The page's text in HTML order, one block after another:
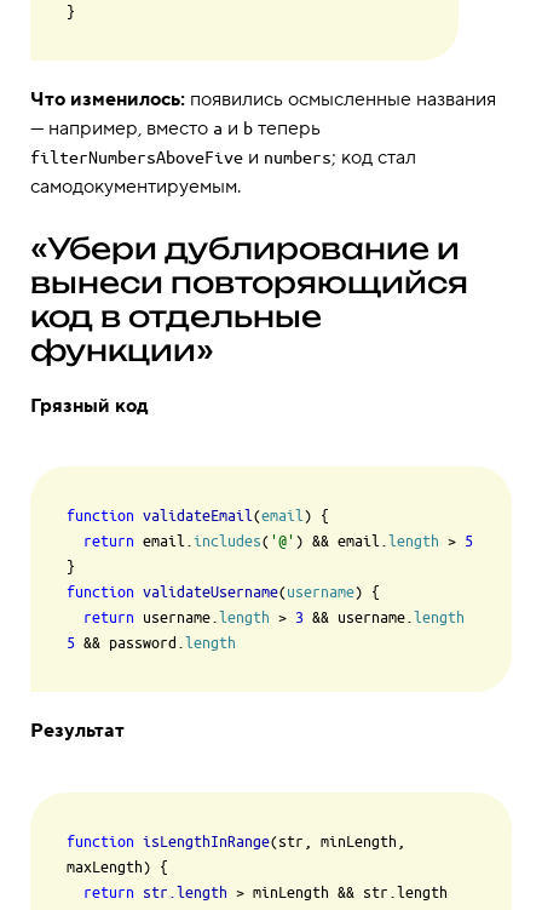
}
Что изменилось: появились осмысленные названия
— например, вместо a и b теперь
filterNumbersAboveFive и numbers; код стал
самодокументируемым.
«Убери дублирование и
вынеси повторяющийся
код в отдельные
функции»
Грязный код
function validateEmail (email ) {
return email. includes( '@' ) && email. length > 5
function validateUsername(username) {
return username. length > 3 && username. length
5 && password. length
Результат
function isLengthInRange(str, minLength,
maxLength) {
return
str.length > minLength && str.length